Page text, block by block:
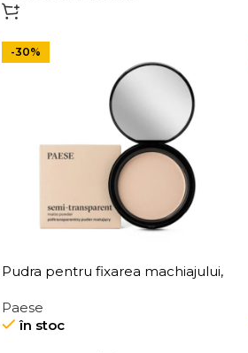
-30%
Pudra pentru fixarea machiajului,
Absolut Revelation Serie 9g
Paese
în stoc